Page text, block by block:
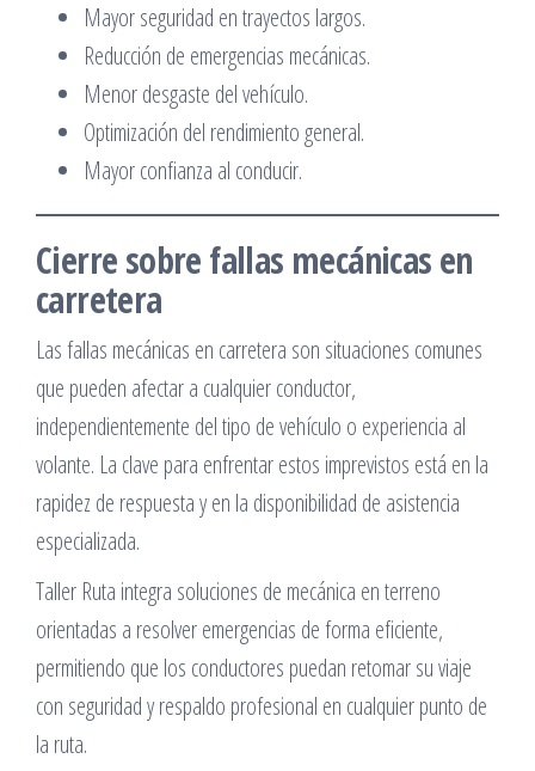
Mayor seguridad en trayectos largos.
Reducción de emergencias mecánicas.
Menor desgaste del vehículo.
Optimización del rendimiento general.
Mayor confianza al conducir.
Cierre sobre fallas mecánicas en
carretera
Las fallas mecánicas en carretera son situaciones comunes
que pueden afectar a cualquier conductor,
independientemente del tipo de vehículo o experiencia al
volante. La clave para enfrentar estos imprevistos está en la
rapidez de respuesta y en la disponibilidad de asistencia
especializada.
Taller Ruta integra soluciones de mecánica en terreno
orientadas a resolver emergencias de forma eficiente,
permitiendo que los conductores puedan retomar su viaje
con seguridad y respaldo profesional en cualquier punto de
la ruta.